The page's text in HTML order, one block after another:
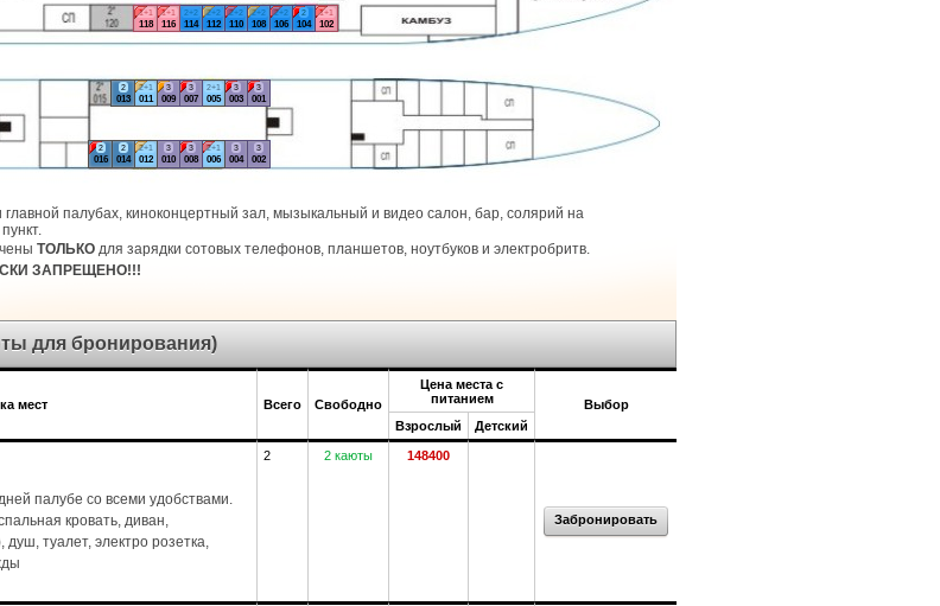
3
001
3
002
3
003
3
004
2+1
005
2+1
006
3
007
3
008
3
009
3
010
2+1
011
2+1
012
2
013
2
014
2
016
1+1
102
2
104
2+2
106
2+2
108
2+2
110
2+2
112
2+2
114
1+1
116
1+1
118
палубах, киноконцертный зал, мызыкальный и видео салон, бар, солярий на
ТОЛЬКО для зарядки сотовых телефонов, планшетов, ноутбуков и электробритв.
ЗАПРЕЩЕНО!!!
для бронирования)
мест Всего Свободно
Цена места с
питанием
Выбор
Взрослый
Детский
палубе со всеми удобствами.
кровать, диван,
туалет, электро розетка,
2 2 каюты 148400
Забронировать